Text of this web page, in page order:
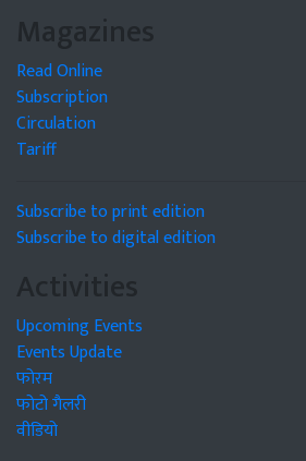
Magazines
Read Online
Subscription
Circulation
Tariff
Subscribe to print edition
Subscribe to digital edition
Activities
Upcoming Events
Events Update
फोरम
फोटो गैलरी
वीडियो